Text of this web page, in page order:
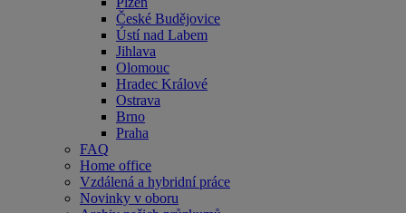
České Budějovice
Ústí nad Labem
Jihlava
Olomouc
Hradec Králové
Ostrava
Brno
Praha
FAQ
Home office
Vzdálená a hybridní práce
Novinky v oboru